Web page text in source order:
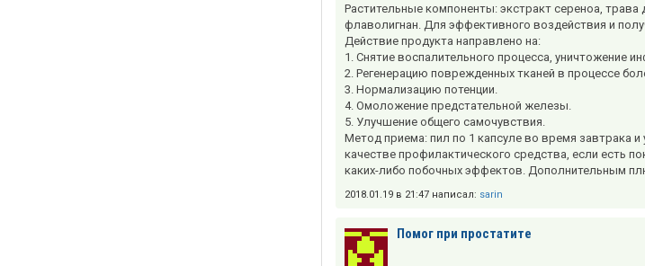
Растительные компоненты: экстракт сереноа,
флаволигнан. Для эффективного воздействия и
Действие продукта направлено на:
1. Снятие воспалительного процесса, уничтожение
2. Регенерацию поврежденных тканей в процессе
3. Нормализацию потенции.
4. Омоложение предстательной железы.
5. Улучшение общего самочувствия.
Метод приема: пил по 1 капсуле во время завтрака
качестве профилактического средства, если есть
каких-либо побочных эффектов. Дополнительным
2018.01.19 в 21:47 написал: sarin
Помог при простатите